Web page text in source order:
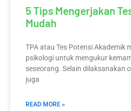
5 Tips Mengerjakan
Mudah
TPA atau Tes Potensi Akademik
psikologi untuk mengukur
seseorang. Selain dilaksanakan
juga
READ MORE »